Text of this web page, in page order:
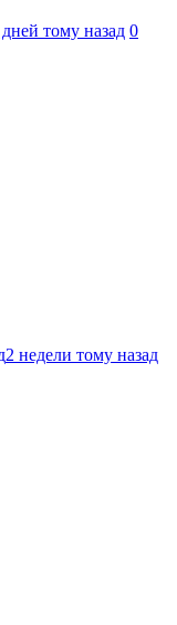
дней тому назад 0
2 недели тому назад